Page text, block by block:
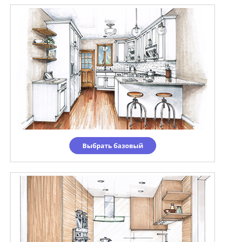
Выбрать базовый